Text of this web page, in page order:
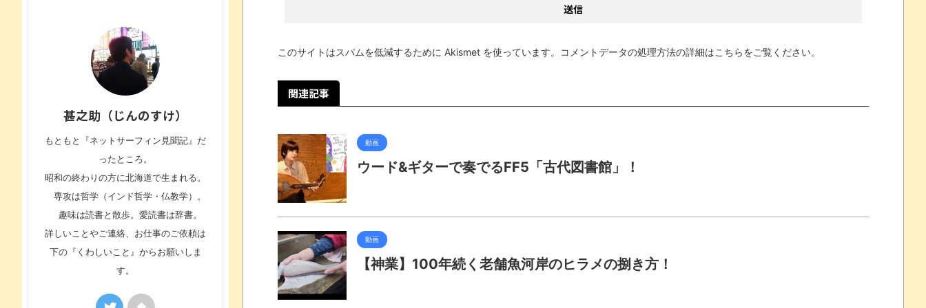
このサイトはスパムを低減するために Akismet を使っています。 コメントデータの処理方法の詳細はこちらをご覧ください。
関連記事
動画
ウード&ギターで奏でるFF5「古代図書館」！
動画
【神業】100年続く老舗魚河岸のヒラメの捌き方！
甚之助（じんのすけ）
もともと『ネットサーフィン見聞記』だ
ったところ。
昭和の終わりの方に北海道で生まれる。
専攻は哲学（インド哲学・仏教学）。
趣味は読書と散歩。愛読書は辞書。
詳しいことやご連絡、お仕事のご依頼は
下の『くわしいこと』からお願いしま
す。